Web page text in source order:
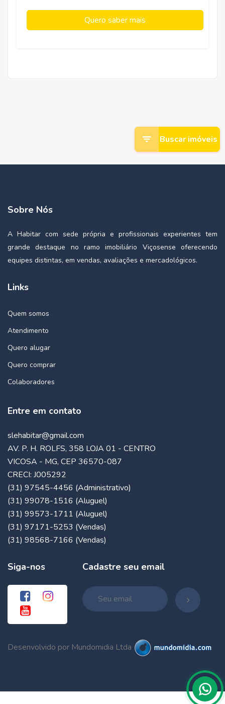
Quero saber mais
Buscar imóveis
Sobre Nós
A Habitar com sede própria e profissionais experientes tem
grande destaque no ramo imobiliário Viçosense oferecendo
equipes distintas, em vendas, avaliações e mercadológicos.
Links
Quem somos
Atendimento
Quero alugar
Quero comprar
Colaboradores
Entre em contato
slehabitar@gmail.com
AV. P. H. ROLFS, 358 LOJA 01 - CENTRO
VICOSA - MG, CEP 36570-087
CRECI: J005292
(31) 97545-4456 (Administrativo)
(31) 99078-1516 (Aluguel)
(31) 99573-1711 (Aluguel)
(31) 97171-5253 (Vendas)
(31) 98568-7166 (Vendas)
Siga-nos Cadastre seu email
Desenvolvido por Mundomidia Ltda